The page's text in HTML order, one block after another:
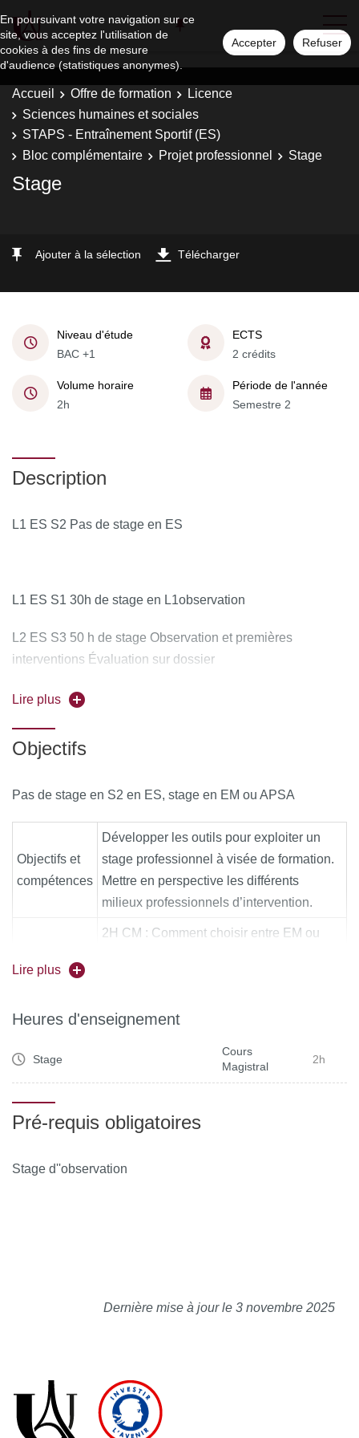
En poursuivant votre navigation sur ce
site, vous acceptez l'utilisation de
cookies à des fins de mesure
d'audience (statistiques anonymes).
Accepter Refuser
Accueil Offre de formation
Licence
Sciences humaines et sociales
STAPS - Entraînement Sportif (ES)
Bloc complémentaire
Projet professionnel Stage
Stage
Ajouter à la sélection Télécharger
Niveau d'étude
BAC +1
ECTS
2 crédits
Volume horaire
2h
Période de l'année
Semestre 2
Description
L1 ES S2 Pas de stage en ES
L1 ES S1 30h de stage en L1observation
L2 ES S3 50 h de stage Observation et premières
interventions Évaluation sur dossier
L2 ES S4 50 h de stage Observation et premières
L3 ES S5 80h de stage d'intervention et objectif pour S6
initiale 10 séances Test final. Évaluation Grand Oral
Lire plus
Objectifs
Pas de stage en S2 en ES, stage en EM ou APSA
Objectifs et
compétences
Développer les outils pour exploiter un
stage professionnel à visée de formation.
Mettre en perspective les différents
milieux professionnels d’intervention.
2H CM : Comment choisir entre EM ou
Rendu (évaluation) + Lien avec le stage
Lire plus
Heures d'enseignement
Stage
Cours
Magistral
2h
Pré-requis obligatoires
Stage d''observation
Dernière mise à jour le 3 novembre 2025